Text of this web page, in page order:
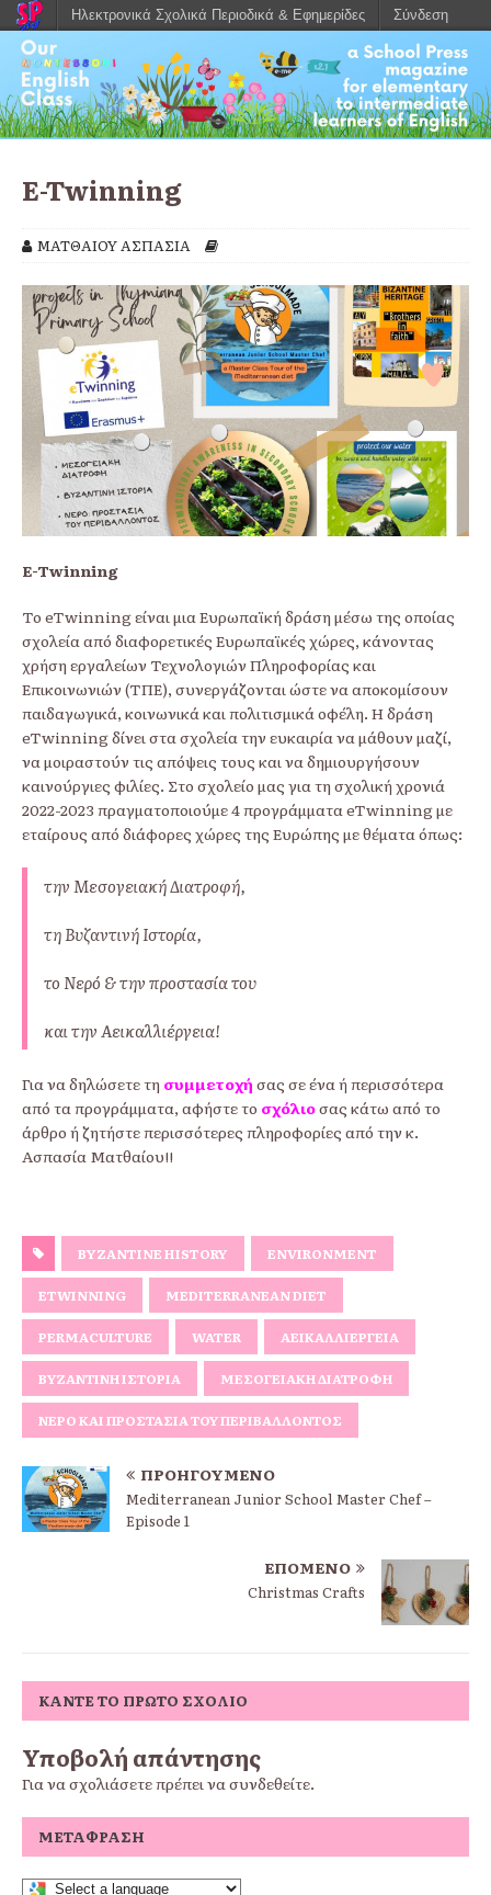
E-Twinning
ΜΑΤΘΑΙΟΥ ΑΣΠΑΣΙΑ
E-Twinning
Το eTwinning είναι μια Eυρωπαϊκή δράση μέσω της οποίας
σχολεία από διαφορετικές Eυρωπαϊκές χώρες, κάνοντας
χρήση εργαλείων Τεχνολογιών Πληροφορίας και
Επικοινωνιών (ΤΠΕ), συνεργάζονται ώστε να αποκομίσουν
παιδαγωγικά, κοινωνικά και πολιτισμικά οφέλη. Η δράση
eTwinning δίνει στα σχολεία την ευκαιρία να μάθουν μαζί,
να μοιραστούν τις απόψεις τους και να δημιουργήσουν
καινούργιες φιλίες. Στο σχολείο μας για τη σχολική χρονιά
2022-2023 πραγματοποιούμε 4 προγράμματα eTwinning με
εταίρους από διάφορες χώρες της Ευρώπης με θέματα όπως:
την Μεσογειακή Διατροφή,
τη Βυζαντινή Ιστορία,
το Νερό & την προστασία του
και την Αεικαλλιέργεια!
Για να δηλώσετε τη συμμετοχή σας σε ένα ή περισσότερα
από τα προγράμματα, αφήστε το σχόλιοσας κάτω από το
άρθρο ή ζητήστε περισσότερες πληροφορίες από την κ.
Ασπασία Ματθαίου!!
BYZANTINE HISTORY ENVIRONMENT
ETWINNING MEDITERRANEAN DIET
PERMACULTURE WATER ΑΕΙΚΑΛΛΙΈΡΓΕΙΑ
ΒΥΖΑΝΤΙΝΉ ΙΣΤΟΡΊΑ ΜΕΣΟΓΕΙΑΚΉ ΔΙΑΤΡΟΦΉ
ΝΕΡΌ ΚΑΙ ΠΡΟΣΤΑΣΊΑ ΤΟΥ ΠΕΡΙΒΆΛΛΟΝΤΟΣ
ΠΡΟΗΓΟΎΜΕΝΟ
Mediterranean Junior School Master Chef –
Episode 1
ΕΠΌΜΕΝΟ
Christmas Crafts
ΚΆΝΤΕ ΤΟ ΠΡΏΤΟ ΣΧΌΛΙΟ
Υποβολή απάντησης
Για να σχολιάσετε πρέπει να συνδεθείτε.
ΜΕΤΆΦΡΑΣΗ
Ηλεκτρονικά Σχολικά Περιοδικά & Εφημερίδες Σύνδεση